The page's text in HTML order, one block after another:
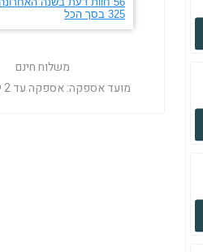
משלוח חינם
מועד אספקה:אספקה עד 2 ימי עסקים